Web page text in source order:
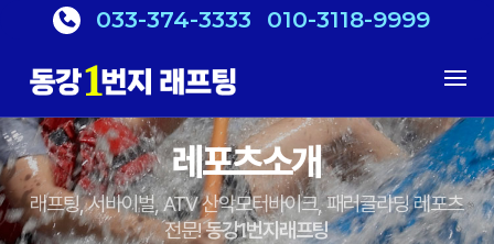
033-374-3333 010-3118-9999
레포츠소개
래프팅, 서바이벌, ATV 산악모터바이크, 패러글라딩 레포츠
전문!동강1번지래프팅